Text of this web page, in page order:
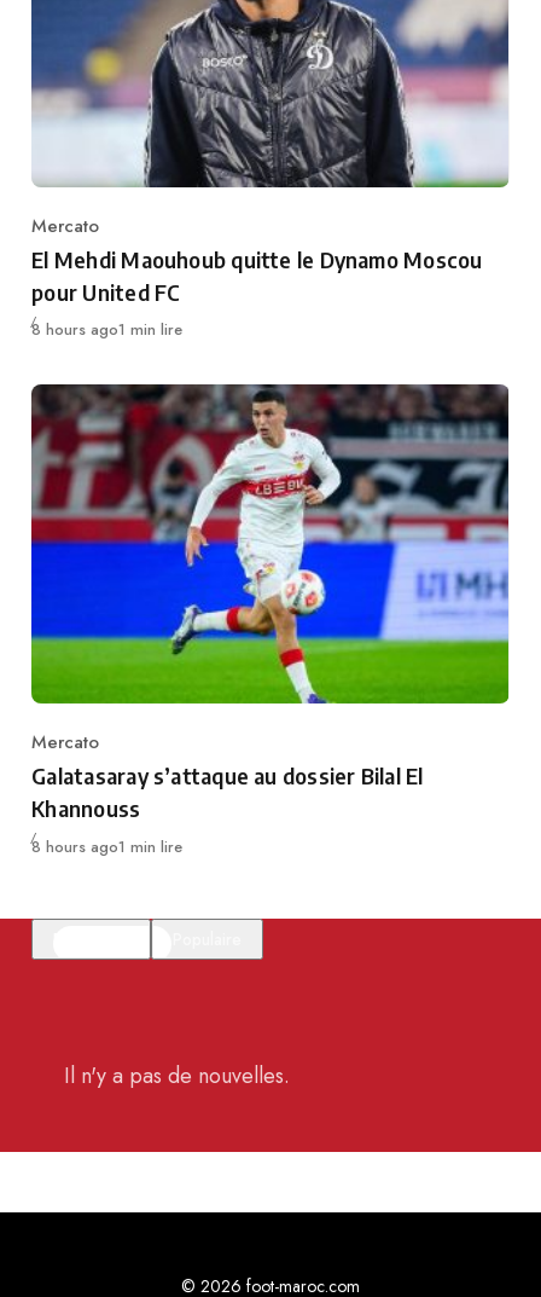
Category
Mercato
El Mehdi Maouhoub quitte le Dynamo Moscou
pour United FC
Publié
8 hours ago1 min lire
Category
Mercato
Galatasaray s’attaque au dossier Bilal El
Khannouss
Publié
8 hours ago1 min lire
Il n'y a pas de nouvelles.
© 2026 foot-maroc.com